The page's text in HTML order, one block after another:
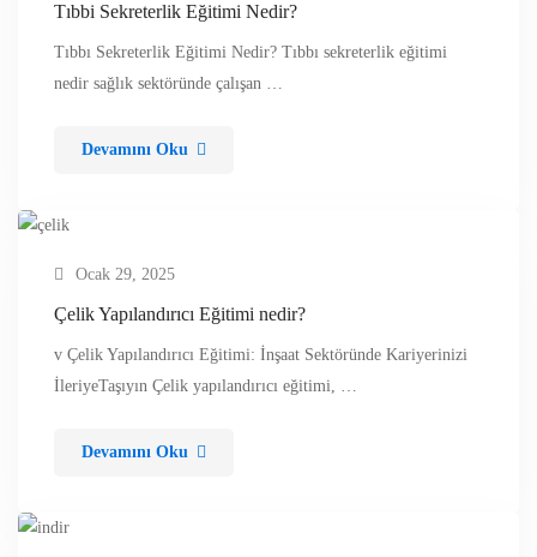
Tıbbi Sekreterlik Eğitimi Nedir?
Tıbbı Sekreterlik Eğitimi Nedir? Tıbbı sekreterlik eğitimi
nedir sağlık sektöründe çalışan …
Devamını Oku
Ocak 29, 2025
Çelik Yapılandırıcı Eğitimi nedir?
v Çelik Yapılandırıcı Eğitimi: İnşaat Sektöründe Kariyerinizi
İleriyeTaşıyın Çelik yapılandırıcı eğitimi, …
Devamını Oku